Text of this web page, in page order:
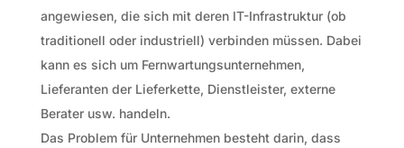
angewiesen, die sich mit deren IT-Infrastruktur (ob
traditionell oder industriell) verbinden müssen. Dabei
kann es sich um Fernwartungsunternehmen,
Lieferanten der Lieferkette, Dienstleister, externe
Berater usw. handeln.
Das Problem für Unternehmen besteht darin, dass